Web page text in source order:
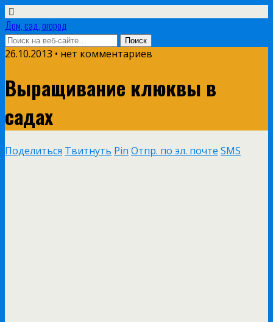
Дом, сад, огород
26.10.2013 • нет комментариев
Выращивание клюквы в
садах
Поделиться Твитнуть Pin Отпр. по эл. почте SMS